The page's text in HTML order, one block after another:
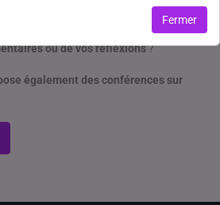
Fermer
, vous avezdes
, vous souhaitez lui
ou de vos réflexions?
également des conférences sur